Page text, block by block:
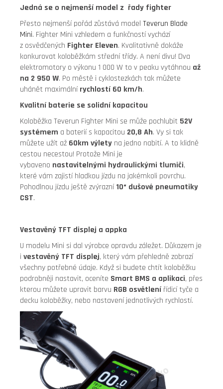
Jedná se o nejmenší model z řady fighter
Přesto nejmenší pořád zůstává model Teverun Blade
Mini. Fighter Mini vzhledem a funkčností vychází
z osvědčených Fighter Eleven. Kvalitativně dokáže
konkurovat koloběžkám střední třídy. A není divu! Dva
elektromotory o výkonu 1 000 W to v peaku vytáhnou až
na 2 950 W. Po městě i cyklostezkách tak můžete
uhánět maximální rychlostí 60 km/h.
Kvalitní baterie se solidní kapacitou
Koloběžka Teverun Fighter Mini se může pochlubit 52V
systémem a baterií s kapacitou 20,8 Ah. Vy si tak
můžete užít až 60km výlety na jedno nabití. A to klidně
cestou necestou! Protože Mini je
vybaveno nastavitelnými hydraulickými tlumiči,
které vám zajistí hladkou jízdu na jakémkoli povrchu.
Pohodlnou jízdu ještě zvýrazní 10“ dušové pneumatiky
CST.
Vestavěný TFT displej a appka
U modelu Mini si dal výrobce opravdu záležet. Důkazem je
i vestavěný TFT displej, který vám přehledně zobrazí
všechny potřebné údaje. Když si budete chtít koloběžku
podrobněji nastavit, oceníte Smart BMS a aplikaci, přes
kterou můžete upravit barvu RGB osvětlení řídicí tyče a
decku koloběžky, nebo nastavení jednotlivých rychlostí.